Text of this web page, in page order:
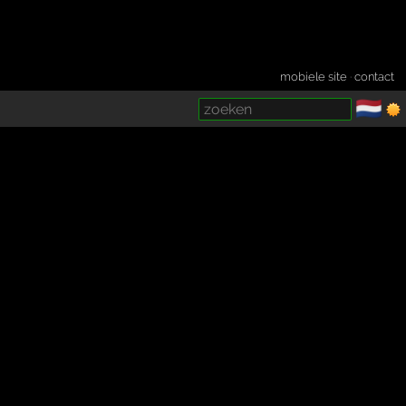
mobiele site ·contact
🇳🇱